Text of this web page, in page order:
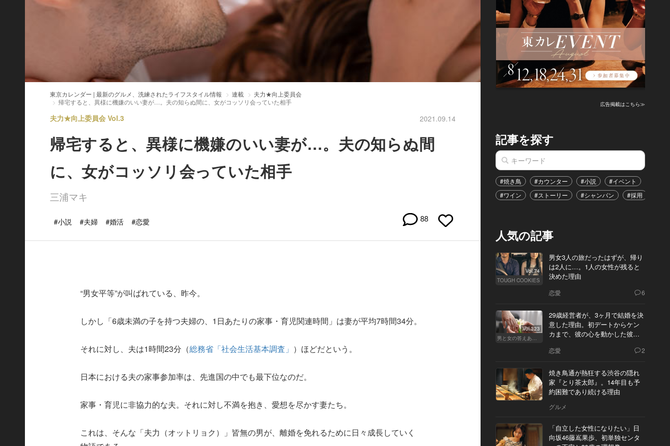
東京カレンダー | 最新のグルメ、洗練されたライフスタイル情報 連載
夫力★向上委員会
帰宅すると、異様に機嫌のいい妻が…。夫の知らぬ間に、女がコッソリ会っていた相手
夫力★向上委員会 Vol.3 2021.09.14
帰宅すると、異様に機嫌のいい妻が…。夫の知らぬ間
に、女がコッソリ会っていた相手
三浦マキ
#小説 #夫婦 #婚活 #恋愛 88
“男女平等”が叫ばれている、昨今。
しかし「6歳未満の子を持つ夫婦の、1日あたりの家事・育児関連時間」は妻が平均7時間34分。
それに対し、夫は1時間23分（総務省「社会生活基本調査」 ）ほどだという。
日本における夫の家事参加率は、先進国の中でも最下位なのだ。
家事・育児に非協力的な夫。それに対し不満を抱き、愛想を尽かす妻たち。
これは、そんな「夫力（オットリョク）」皆無の男が、離婚を免れるために日々成長していく
広告掲載はこちら≫
記事を探す
#焼き鳥 #カウンター #小説 #イベント
#ワイン
#ストーリー #シャンパン #採用
人気の記事
Vol.74
TOUGH COOKIES
男女3人の旅だったはずが、帰り
は2人に…。1人の女性が残ると
決めた理由
恋愛 6
Vol.323
男と女の答えあわせ【Q】
29歳経営者が、3ヶ月で結婚を決
意した理由。初デートからケン
カまで、彼の心を動かした彼女
恋愛 2
焼き鳥通が熱狂する渋谷の隠れ
家『とり茶太郎』。14年目も予
約困難であり続ける理由
グルメ
「自立した女性になりたい」日
向坂46藤嶌果歩、初単独センタ